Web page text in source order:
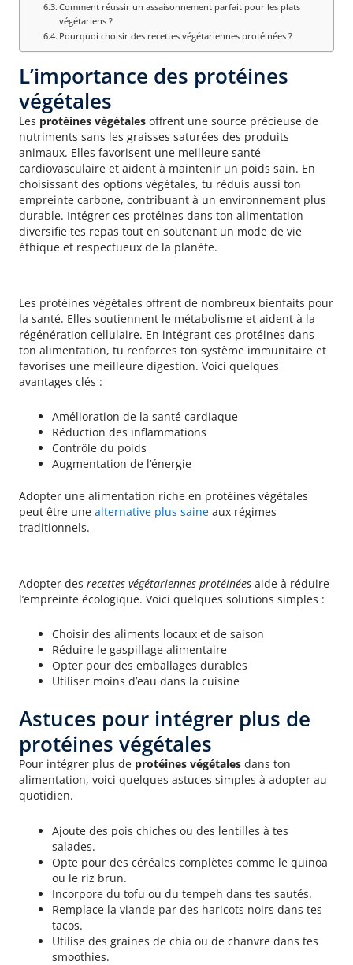
Comment réussir un assaisonnement parfait pour les plats
végétariens ?
Pourquoi choisir des recettes végétariennes protéinées ?
L’importance des protéines
végétales
Les protéines végétales offrent une source précieuse de
nutriments sans les graisses saturées des produits
animaux. Elles favorisent une meilleure santé
cardiovasculaire et aident à maintenir un poids sain. En
choisissant des options végétales, tu réduis aussi ton
empreinte carbone, contribuant à un environnement plus
durable. Intégrer ces protéines dans ton alimentation
diversifie tes repas tout en soutenant un mode de vie
éthique et respectueux de la planète.
Les protéines végétales offrent de nombreux bienfaits pour
la santé. Elles soutiennent le métabolisme et aident à la
régénération cellulaire. En intégrant ces protéines dans
ton alimentation, tu renforces ton système immunitaire et
favorises une meilleure digestion. Voici quelques
avantages clés :
Amélioration de la santé cardiaque
Réduction des inflammations
Contrôle du poids
Augmentation de l’énergie
Adopter une alimentation riche en protéines végétales
peut être une alternative plus saine aux régimes
traditionnels.
Adopter des recettes végétariennes protéinées aide à réduire
l’empreinte écologique. Voici quelques solutions simples :
Choisir des aliments locaux et de saison
Réduire le gaspillage alimentaire
Opter pour des emballages durables
Utiliser moins d’eau dans la cuisine
Astuces pour intégrer plus de
protéines végétales
Pour intégrer plus de protéines végétales dans ton
alimentation, voici quelques astuces simples à adopter au
quotidien.
Ajoute des pois chiches ou des lentilles à tes
salades.
Opte pour des céréales complètes comme le quinoa
ou le riz brun.
Incorpore du tofu ou du tempeh dans tes sautés.
Remplace la viande par des haricots noirs dans tes
tacos.
Utilise des graines de chia ou de chanvre dans tes
smoothies.